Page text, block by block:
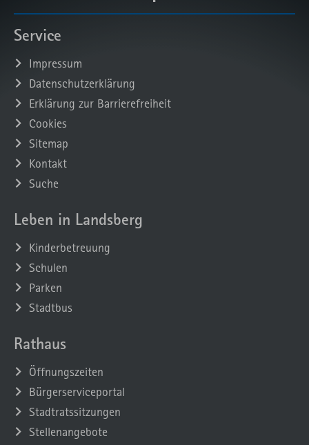
Service
Impressum
Datenschutzerklärung
Erklärung zur Barrierefreiheit
Cookies
Sitemap
Kontakt
Suche
Leben in Landsberg
Kinderbetreuung
Schulen
Parken
Stadtbus
Rathaus
Öffnungszeiten
Bürgerserviceportal
Stadtratssitzungen
Stellenangebote